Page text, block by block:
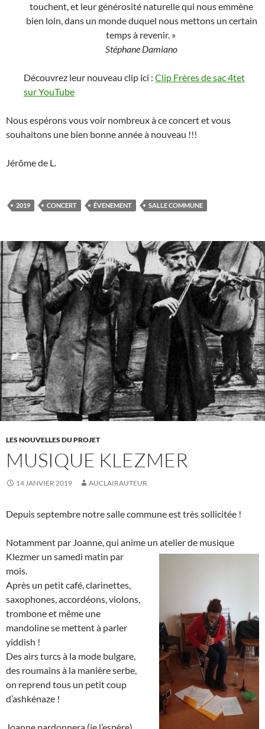
touchent, et leur générosité naturelle qui nous emmène
bien loin, dans un monde duquel nous mettons un certain
temps à revenir. »
Stéphane Damiano
Découvrez leur nouveau clip ici : Clip Frères de sac 4tet
sur YouTube
Nous espérons vous voir nombreux à ce concert et vous
souhaitons une bien bonne année à nouveau !!!
Jérôme de L.
2019 CONCERT ÉVENEMENT SALLE COMMUNE
LES NOUVELLES DU PROJET
MUSIQUE KLEZMER
14 JANVIER 2019 AUCLAIRAUTEUR
Depuis septembre notre salle commune est très sollicitée !
Notamment par Joanne, qui anime un atelier de musique
Klezmer un samedi matin par
mois.
Après un petit café, clarinettes,
saxophones, accordéons, violons,
trombone et même une
mandoline se mettent à parler
yiddish !
Des airs turcs à la mode bulgare,
des roumains à la manière serbe,
on reprend tous un petit coup
d’ashkénaze !